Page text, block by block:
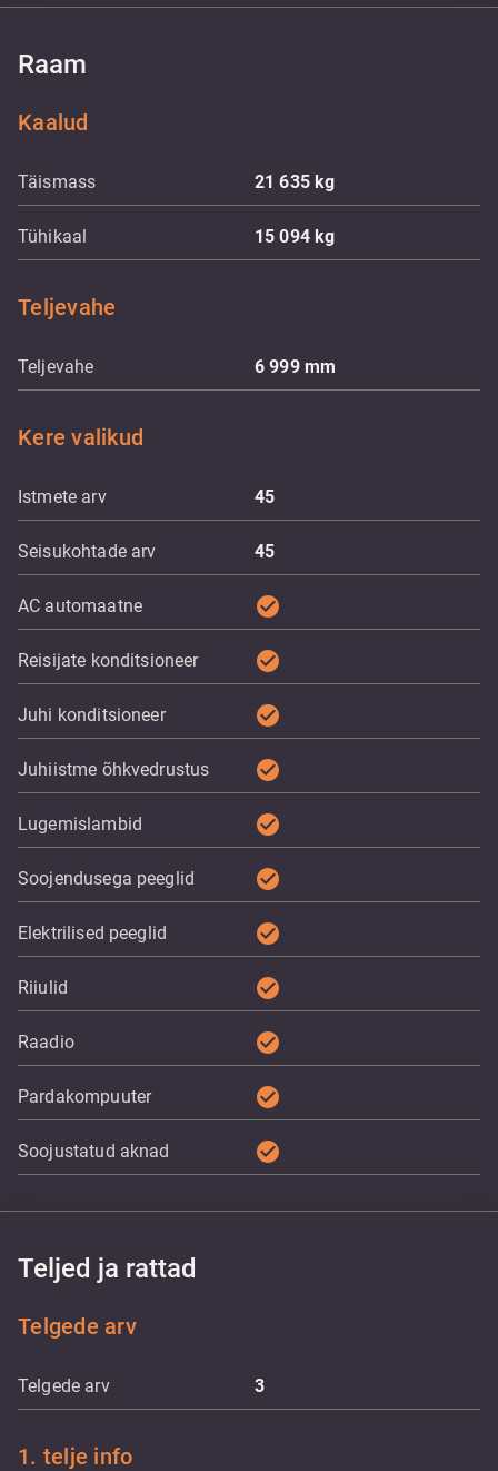
Raam
Kaalud
Täismass 21 635kg
Tühikaal 15 094kg
Teljevahe
Teljevahe 6 999 mm
Kere valikud
Istmete arv 45
Seisukohtade arv 45
AC automaatne check_circle
Reisijate konditsioneer check_circle
Juhi konditsioneer check_circle
Juhiistme õhkvedrustus check_circle
Lugemislambid check_circle
Soojendusega peeglid check_circle
Elektrilised peeglid check_circle
Riiulid check_circle
Raadio check_circle
Pardakompuuter check_circle
Soojustatud aknad check_circle
Teljed ja rattad
Telgede arv
Telgede arv 3
1. telje info